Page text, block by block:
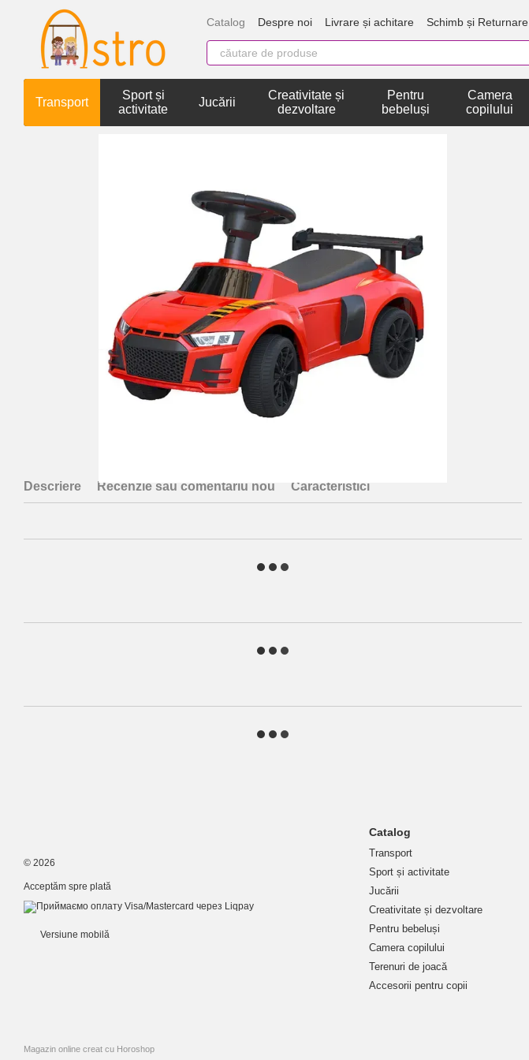
Mergi la conținutul principal
Catalog Despre noi Livrare și achitare Schimb și Returnare
Transport
Sport și
activitate
Jucării
Creativitate și
dezvoltare
Pentru
bebeluși
Camera
copilului
Descriere Recenzie sau comentariu nou Caracteristici
© 2026
Acceptăm spre plată
Versiune mobilă
Magazin online creat cu Horoshop
Catalog
Transport
Sport și activitate
Jucării
Creativitate și dezvoltare
Pentru bebeluși
Camera copilului
Terenuri de joacă
Accesorii pentru copii